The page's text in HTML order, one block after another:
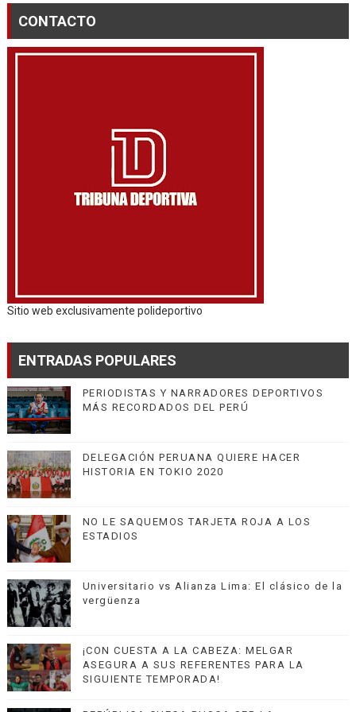
CONTACTO
Sitio web exclusivamente polideportivo
ENTRADAS POPULARES
PERIODISTAS Y NARRADORES DEPORTIVOS
MÁS RECORDADOS DEL PERÚ
DELEGACIÓN PERUANA QUIERE HACER
HISTORIA EN TOKIO 2020
NO LE SAQUEMOS TARJETA ROJA A LOS
ESTADIOS
Universitario vs Alianza Lima: El clásico de la
vergüenza
¡CON CUESTA A LA CABEZA: MELGAR
ASEGURA A SUS REFERENTES PARA LA
SIGUIENTE TEMPORADA!